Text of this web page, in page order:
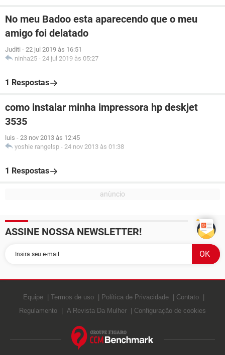
No meu Badoo esta aparecendo que o meu
amigo foi delatado
Juditi - 22 jul 2019 às 16:51
ninha25 - 24 jul 2019 às 05:27
1 Respostas
como instalar minha impressora hp deskjet
3535
luis - 23 nov 2013 às 12:45
yoshie rangelsp - 24 nov 2013 às 01:38
1 Respostas
ASSINE NOSSA NEWSLETTER!
Equipe Termos de uso Política de Privacidade
Contato
Regulamento
A Revista Da Mulher Configuração de cookies